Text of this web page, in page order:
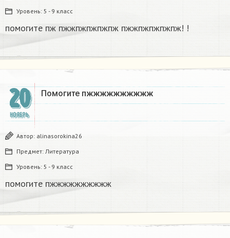
Уровень: 5 - 9 класс
помогите пж пжжпжпжпжпж пжжпжпжпжпж! !​
20
НОЯБРЬ
Помогите пжжжжжжжжжж​
Автор: alinasorokina26
Предмет: Литература
Уровень: 5 - 9 класс
помогите пжжжжжжжжжж​